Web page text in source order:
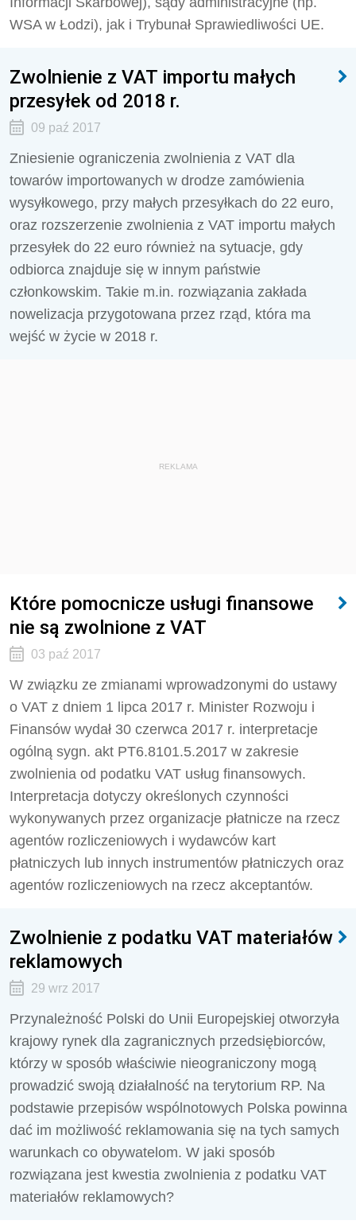
WSA w Łodzi), jak i Trybunał Sprawiedliwości UE.
Zwolnienie z VAT importu małych
przesyłek od 2018 r.
09 paź 2017
Zniesienie ograniczenia zwolnienia z VAT dla
towarów importowanych w drodze zamówienia
wysyłkowego, przy małych przesyłkach do 22 euro,
oraz rozszerzenie zwolnienia z VAT importu małych
przesyłek do 22 euro również na sytuacje, gdy
odbiorca znajduje się w innym państwie
członkowskim. Takie m.in. rozwiązania zakłada
nowelizacja przygotowana przez rząd, która ma
wejść w życie w 2018 r.
REKLAMA
Które pomocnicze usługi finansowe
nie są zwolnione z VAT
03 paź 2017
W związku ze zmianami wprowadzonymi do ustawy
o VAT z dniem 1 lipca 2017 r. Minister Rozwoju i
Finansów wydał 30 czerwca 2017 r. interpretacje
ogólną sygn. akt PT6.8101.5.2017 w zakresie
zwolnienia od podatku VAT usług finansowych.
Interpretacja dotyczy określonych czynności
wykonywanych przez organizacje płatnicze na rzecz
agentów rozliczeniowych i wydawców kart
płatniczych lub innych instrumentów płatniczych oraz
agentów rozliczeniowych na rzecz akceptantów.
Zwolnienie z podatku VAT materiałów
reklamowych
29 wrz 2017
Przynależność Polski do Unii Europejskiej otworzyła
krajowy rynek dla zagranicznych przedsiębiorców,
którzy w sposób właściwie nieograniczony mogą
prowadzić swoją działalność na terytorium RP. Na
podstawie przepisów wspólnotowych Polska powinna
dać im możliwość reklamowania się na tych samych
warunkach co obywatelom. W jaki sposób
rozwiązana jest kwestia zwolnienia z podatku VAT
materiałów reklamowych?